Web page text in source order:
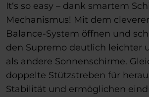
It‘s so easy – dank smartem
Mechanismus! Mit dem
Balance-System öffnen und
den Supremo deutlich leichter
als andere Sonnenschirme.
doppelte Stützstreben für
Stabilität und ermöglichen